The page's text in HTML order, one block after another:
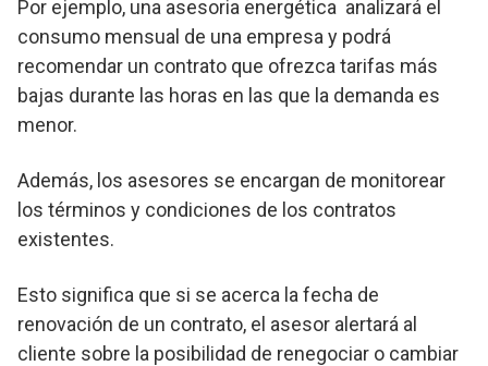
Por ejemplo, una asesoria energética analizará el
consumo mensual de una empresa y podrá
recomendar un contrato que ofrezca tarifas más
bajas durante las horas en las que la demanda es
menor.
Además, los asesores se encargan de monitorear
los términos y condiciones de los contratos
existentes.
Esto significa que si se acerca la fecha de
renovación de un contrato, el asesor alertará al
cliente sobre la posibilidad de renegociar o cambiar